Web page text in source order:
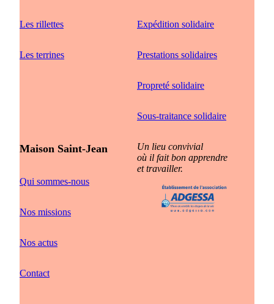
Les rillettes
Les terrines
Expédition solidaire
Prestations solidaires
Propreté solidaire
Sous-traitance solidaire
Maison Saint-Jean
Qui sommes-nous
Nos missions
Nos actus
Contact
Un lieu convivial
où il fait bon apprendre
et travailler.